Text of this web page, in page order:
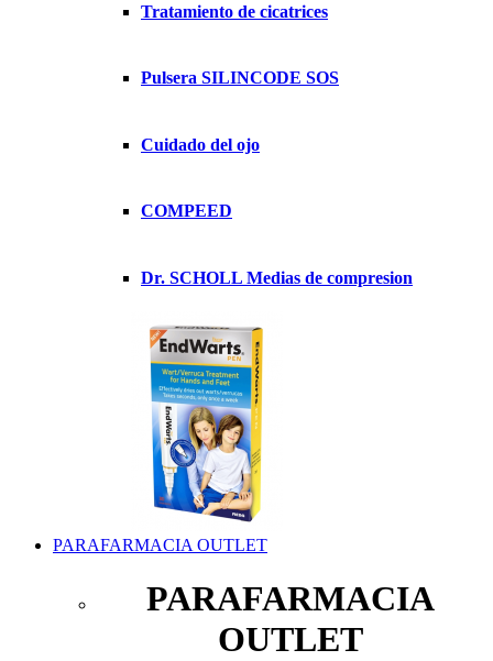
Tratamiento de cicatrices
Pulsera SILINCODE SOS
Cuidado del ojo
COMPEED
Dr. SCHOLL Medias de compresion
PARAFARMACIA OUTLET
PARAFARMACIA
OUTLET